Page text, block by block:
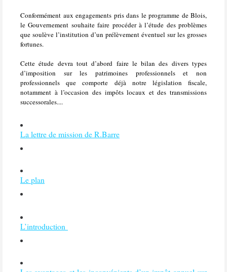
Conformément aux engagements pris dans le programme de Blois,
le Gouvernement souhaite faire procéder à l’étude des problèmes
que soulève l’institution d’un prélèvement éventuel sur les grosses
fortunes.
Cette étude devra tout d’abord faire le bilan des divers types
d’imposition sur les patrimoines professionnels et non
professionnels que comporte déjà notre législation fiscale,
notamment à l’occasion des impôts locaux et des transmissions
successorales....
La lettre de mission de R.Barre
Le plan
L’introduction